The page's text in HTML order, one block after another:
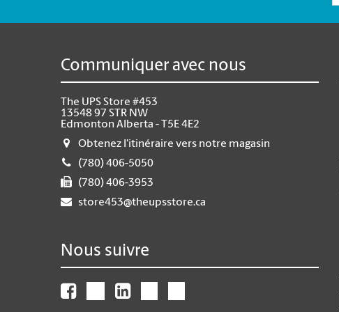
Communiquer avec nous
The UPS Store #453
13548 97 STR NW
Edmonton Alberta - T5E 4E2
Obtenez l'itinéraire vers notre magasin
(780) 406-5050
(780) 406-3953
store453@theupsstore.ca
Nous suivre